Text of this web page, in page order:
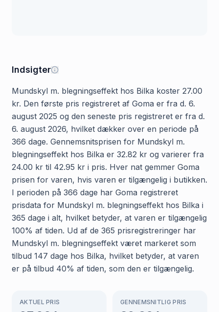
Indsigter
Mundskyl m. blegningseffekt hos Bilka koster 27.00
kr. Den første pris registreret af Goma er fra d. 6.
august 2025 og den seneste pris registreret er fra d.
6. august 2026, hvilket dækker over en periode på
366 dage. Gennemsnitsprisen for Mundskyl m.
blegningseffekt hos Bilka er 32.82 kr og varierer fra
24.00 kr til 42.95 kr i pris. Hver nat gemmer Goma
prisen for varen, hvis varen er tilgængelig i butikken.
I perioden på 366 dage har Goma registreret
prisdata for Mundskyl m. blegningseffekt hos Bilka i
365 dage i alt, hvilket betyder, at varen er tilgængelig
100% af tiden. Ud af de 365 prisregistreringer har
Mundskyl m. blegningseffekt været markeret som
tilbud 147 dage hos Bilka, hvilket betyder, at varen
er på tilbud 40% af tiden, som den er tilgængelig.
AKTUEL PRIS GENNEMSNITLIG PRIS